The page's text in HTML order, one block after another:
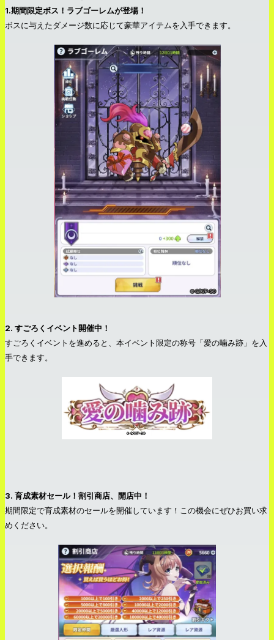
1.期間限定ボス！ラブゴーレムが登場！
ボスに与えたダメージ数に応じて豪華アイテムを入手できます。
2. すごろくイベント開催中！
すごろくイベントを進めると、本イベント限定の称号「愛の噛み跡」を入
手できます。
3. 育成素材セール！割引商店、開店中！
期間限定で育成素材のセールを開催しています！この機会にぜひお買い求
めください。